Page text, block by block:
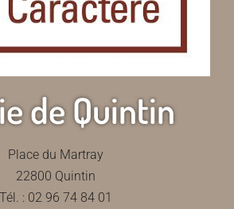
de Quintin
Place du Martray
22800 Quintin
Tél. : 02 96 74 84 01